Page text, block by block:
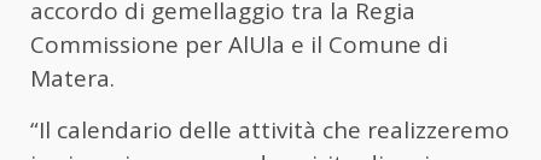
accordo di gemellaggio tra la Regia
Commissione per AlUla e il Comune di
Matera.
“Il calendario delle attività che realizzeremo